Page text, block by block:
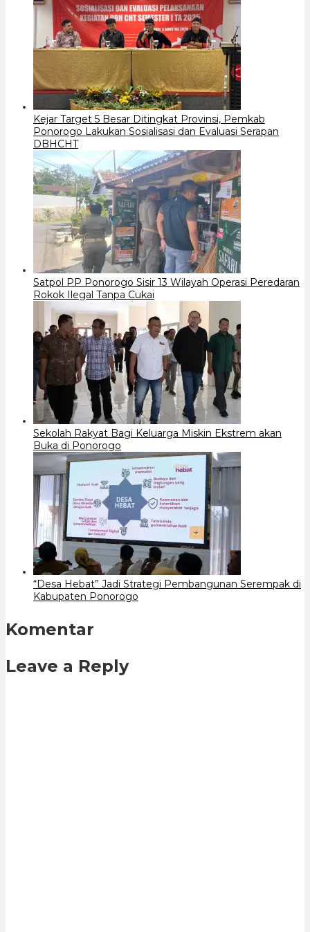
Kejar Target 5 Besar Ditingkat Provinsi, Pemkab
Ponorogo Lakukan Sosialisasi dan Evaluasi Serapan
DBHCHT
Satpol PP Ponorogo Sisir 13 Wilayah Operasi Peredaran
Rokok Ilegal Tanpa Cukai
Sekolah Rakyat Bagi Keluarga Miskin Ekstrem akan
Buka di Ponorogo
“Desa Hebat” Jadi Strategi Pembangunan Serempak di
Kabupaten Ponorogo
Komentar
Leave a Reply